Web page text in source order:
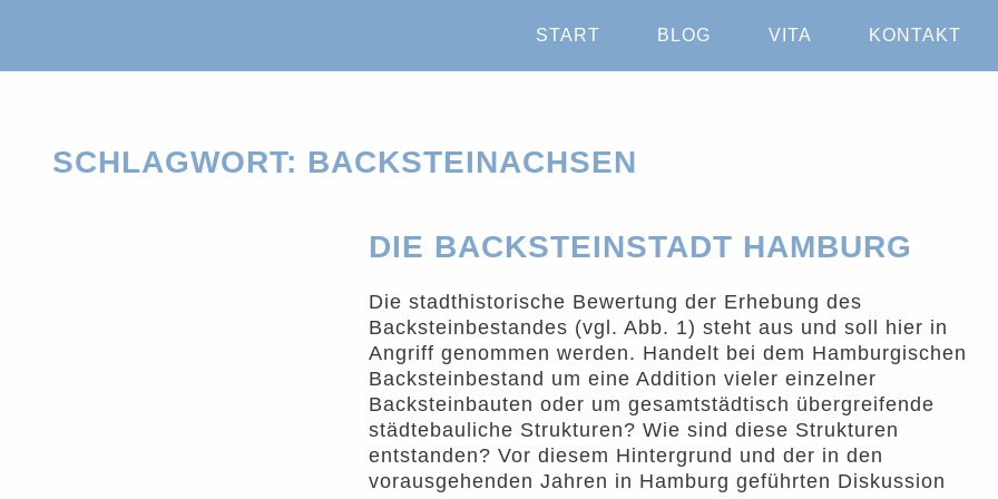
START BLOG VITA KONTAKT
SCHLAGWORT: BACKSTEINACHSEN
DIE BACKSTEINSTADT HAMBURG
Die stadthistorische Bewertung der Erhebung des
Backsteinbestandes (vgl. Abb. 1) steht aus und soll hier in
Angriff genommen werden. Handelt bei dem Hamburgischen
Backsteinbestand um eine Addition vieler einzelner
Backsteinbauten oder um gesamtstädtisch übergreifende
städtebauliche Strukturen? Wie sind diese Strukturen
entstanden? Vor diesem Hintergrund und der in den
vorausgehenden Jahren in Hamburg geführten Diskussion